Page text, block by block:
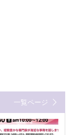
一覧ページ